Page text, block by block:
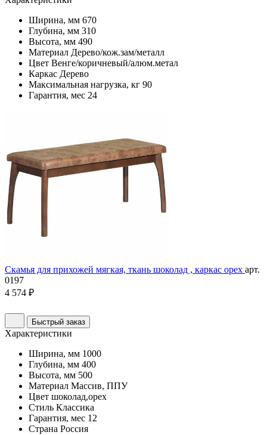
Ширина, мм 670
Глубина, мм 310
Высота, мм 490
Материал Дерево/кож.зам/металл
Цвет Венге/коричневый/алюм.метал
Каркас Дерево
Максимальная нагрузка, кг 90
Гарантия, мес 24
Скамья для прихожей мягкая, ткань шоколад , каркас орех арт.
0197
4 574 ₽
Быстрый заказ
Характеристики
Ширина, мм 1000
Глубина, мм 400
Высота, мм 500
Материал Массив, ППУ
Цвет шоколад,орех
Стиль Классика
Гарантия, мес 12
Страна Россия